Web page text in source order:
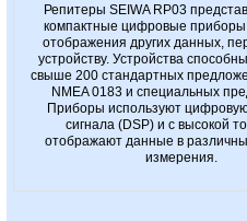
Репитеры SEIWA RP03
компактные цифровые приборы
отображения других данных,
устройству. Устройства
свыше 200 стандартных
NMEA 0183 и специальных
Приборы используют
сигнала (DSP) и с высокой
отображают данные в
измерения.